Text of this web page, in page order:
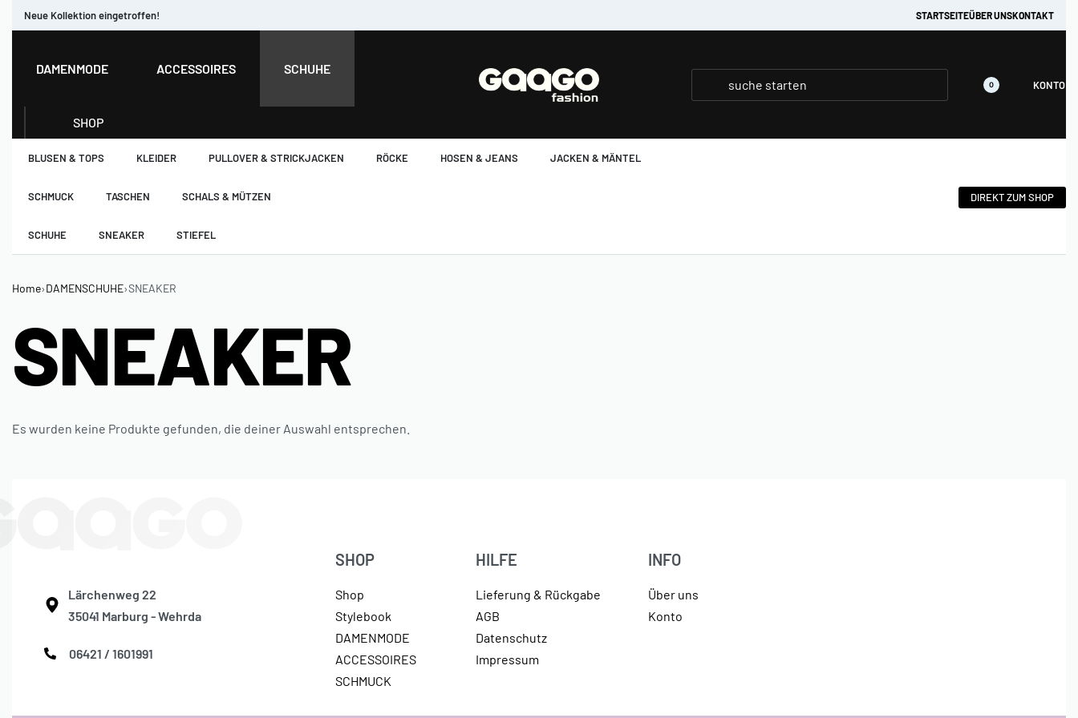
Neue Kollektion eingetroffen! STARTSEITEÜBER UNSKONTAKT
DAMENMODE ACCESSOIRES SCHUHE
SHOP
0 KONTO
BLUSEN & TOPS KLEIDER PULLOVER & STRICKJACKEN RÖCKE HOSEN & JEANS JACKEN & MÄNTEL
SCHMUCK TASCHEN SCHALS & MÜTZEN
SCHUHE SNEAKER STIEFEL
DIREKT ZUM SHOP
Home›DAMENSCHUHE›SNEAKER
SNEAKER
Es wurden keine Produkte gefunden, die deiner Auswahl entsprechen.
Lärchenweg 22
35041 Marburg - Wehrda
06421 / 1601991
SHOP
Shop
Stylebook
DAMENMODE
ACCESSOIRES
SCHMUCK
HILFE
Lieferung & Rückgabe
AGB
Datenschutz
Impressum
INFO
Über uns
Konto